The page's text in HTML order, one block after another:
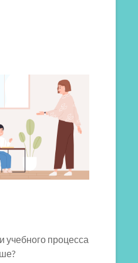
учебного процесса